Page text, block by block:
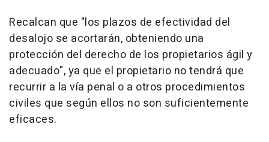
Recalcan que "los plazos de efectividad del
desalojo se acortarán, obteniendo una
protección del derecho de los propietarios ágil y
adecuado", ya que el propietario no tendrá que
recurrir a la vía penal o a otros procedimientos
civiles que según ellos no son suficientemente
eficaces.